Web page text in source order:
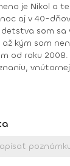
programami na stránke (nájdeš ich naspodku).
našla všetko: radosť z pohybu, uvoľnenie tela a
od roku 2008.
info o mne a joge nájdete na mojej stránke